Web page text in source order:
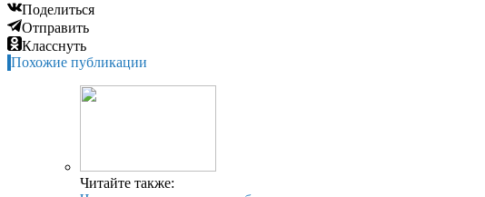
Поделиться
Отправить
Класснуть
Похожие публикации
Читайте также: